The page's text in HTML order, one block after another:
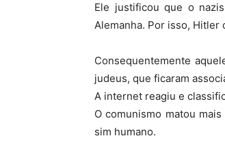
Ele justificou que o
Alemanha. Por isso, Hitler
Consequentemente
judeus, que ficaram
A internet reagiu e
O comunismo matou
sim humano.